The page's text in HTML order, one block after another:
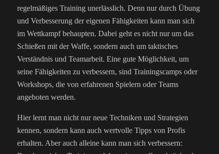
regelmäßiges Training unerlässlich. Denn nur durch Übung
und Verbesserung der eigenen Fähigkeiten kann man sich
im Wettkampf behaupten. Dabei geht es nicht nur um das
Schießen mit der Waffe, sondern auch um taktisches
Verständnis und Teamarbeit. Eine gute Möglichkeit, um
seine Fähigkeiten zu verbessern, sind Trainingscamps oder
Workshops, die von erfahrenen Spielern oder Teams
angeboten werden.
Hier lernt man nicht nur neue Techniken und Strategien
kennen, sondern kann auch wertvolle Tipps von Profis
erhalten. Aber auch alleine kann man sich verbessern: